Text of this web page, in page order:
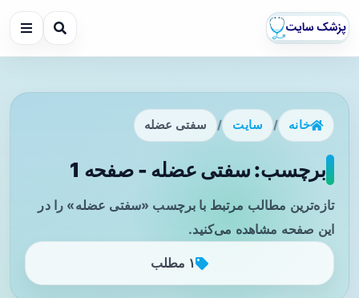
خانه / سایت / سفتی عضله
برچسب: سفتی عضله - صفحه 1
تازه‌ترین مطالب مرتبط با برچسب «سفتی عضله» را در
این صفحه مشاهده می‌کنید.
۱ مطلب